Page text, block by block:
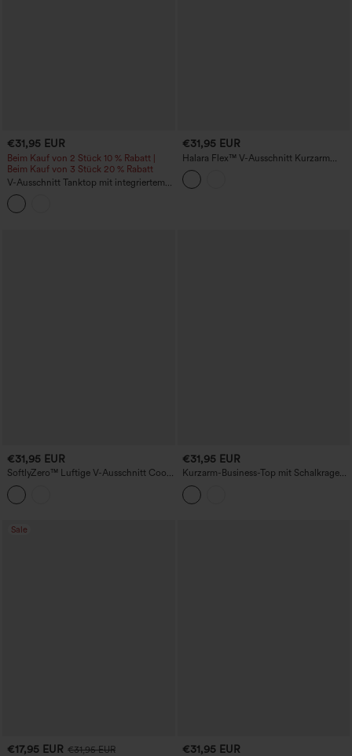
€31,95 EUR
Beim Kauf von 2 Stück 10 % Rabatt |
Beim Kauf von 3 Stück 20 % Rabatt
V-Ausschnitt Tanktop mit integriertem
BH zum Laufen - länger geschnitten
€31,95 EUR
Halara Flex™ V-Ausschnitt Kurzarm
Denim-Casual-T-Shirt
€31,95 EUR
SoftlyZero™ Luftige V-Ausschnitt Cool-
Touch-Freizeitweste
€31,95 EUR
Kurzarm-Business-Top mit Schalkragen
und vorderer Bindeschleife
Sale
€17,95 EUR €31,95 EUR €31,95 EUR